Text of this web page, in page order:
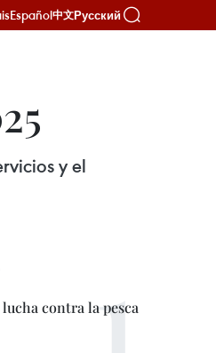
Español中文Русский
y el
contra la pesca